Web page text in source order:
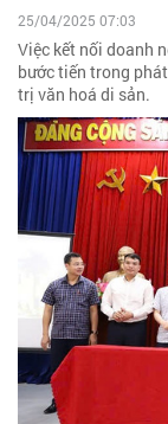
25/04/2025 07:03
Việc kết nối doanh
bước tiến trong
trị văn hoá di sản.